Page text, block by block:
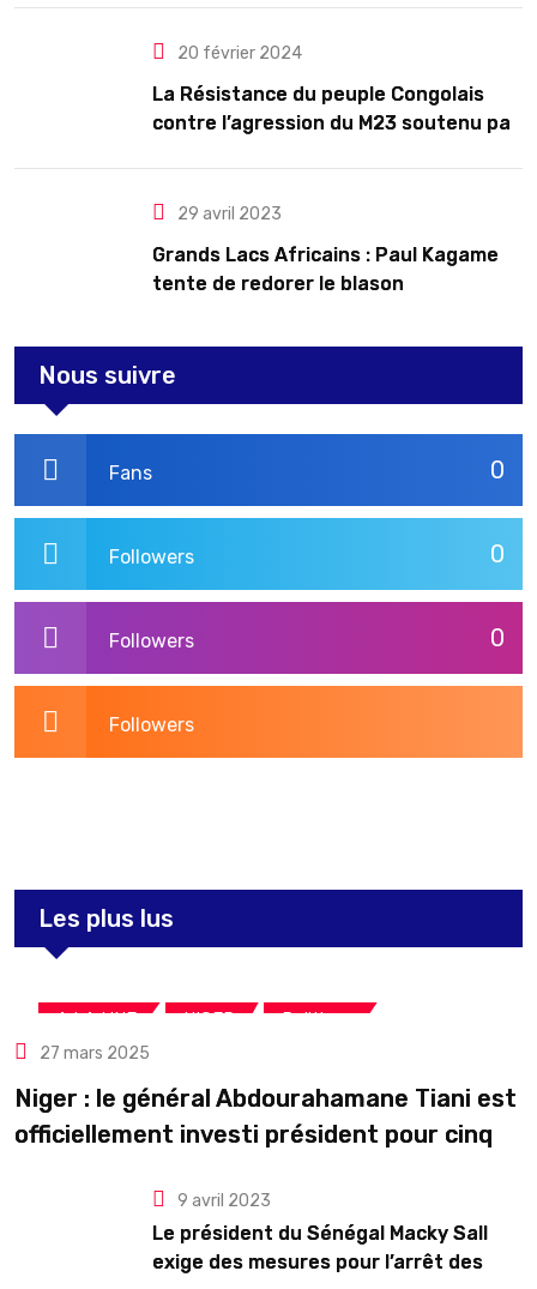
20 février 2024
La Résistance du peuple Congolais
contre l’agression du M23 soutenu par
29 avril 2023
Grands Lacs Africains : Paul Kagame
tente de redorer le blason
Nous suivre
0
Fans
0
Followers
0
Followers
Followers
Les plus lus
A LA UNE NIGER Politique
27 mars 2025
Niger : le général Abdourahamane Tiani est
officiellement investi président pour cinq
9 avril 2023
Le président du Sénégal Macky Sall
exige des mesures pour l’arrêt des